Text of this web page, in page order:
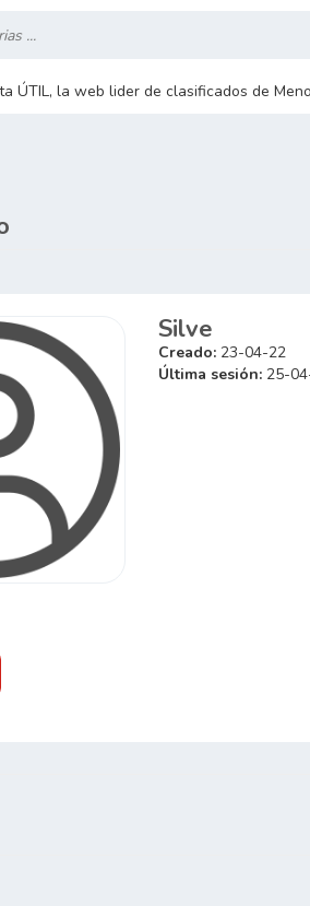
ÚTIL, la web lider de clasificados de
Silve
Creado: 23-04-22
Última sesión: 25-